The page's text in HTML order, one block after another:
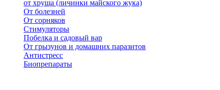
от хруща (личинки майского жука)
От болезней
От сорняков
Стимуляторы
Побелка и садовый вар
От грызунов и домашних паразитов
Антистресс
Биопрепараты